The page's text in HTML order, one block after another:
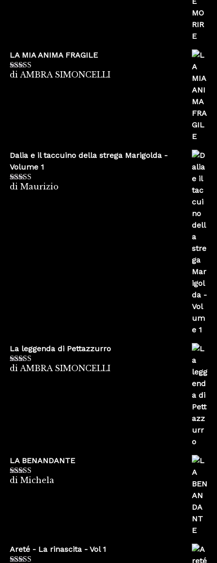
LA MIA ANIMA FRAGILE
Valutato5su
di AMBRA SIMONCELLI
Dalia e il taccuino della strega Marigolda -
Volume 1
Valutato4
di Maurizio
La leggenda di Pettazzurro
Valutato5su
di AMBRA SIMONCELLI
LA BENANDANTE
Valutato5su
di Michela
Areté - La rinascita - Vol 1